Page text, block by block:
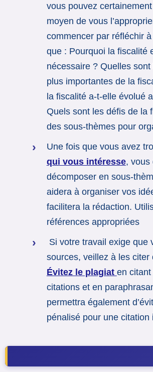
vous pouvez
moyen de vous
commencer par réfléchir
que : Pourquoi la fiscalité
nécessaire ? Quelles
plus importantes de la
la fiscalité a-t-elle évolué
Quels sont les défis de la
des sous-thèmes pour
Une fois que vous avez
qui vous intéresse, vous
décomposer en sous-
aidera à organiser vos
facilitera la rédaction.
références appropriées
Si votre travail exige que
sources, veillez à les citer
Évitez le plagiat en
citations et en
permettra également
pénalisé pour une citation